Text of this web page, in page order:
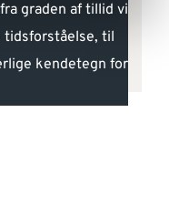
graden af tillid vi
tidsforståelse, til
kendetegn for